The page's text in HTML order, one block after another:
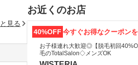
お近くのお店
40%OFF 今すぐお得なクーポン
お子様連れ大歓迎◎【脱毛初回
毛のTotalSalon◇メンズOK
見る